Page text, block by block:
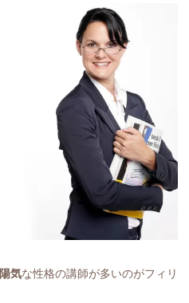
陽気な性格の講師が多いのがフィリ